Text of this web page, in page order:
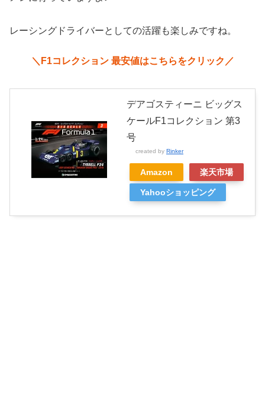
レーシングドライバーとしての活躍も楽しみですね。
＼F1コレクション 最安値はこちらをクリック／
デアゴスティーニ ビッグス
ケールF1コレクション 第3
号
created by Rinker
Amazon 楽天市場
Yahooショッピング